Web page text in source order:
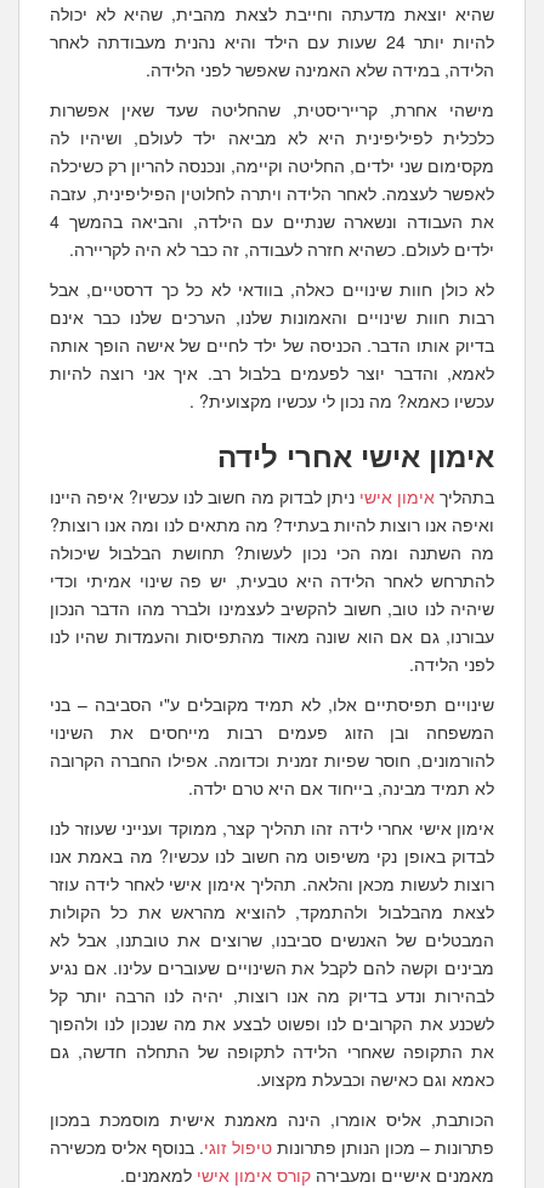
שהיא יוצאת מדעתה וחייבת לצאת מהבית, שהיא לא יכולה
להיות יותר 24 שעות עם הילד והיא נהנית מעבודתה לאחר
הלידה, במידה שלא האמינה שאפשר לפני הלידה.
מישהי אחרת, קרייריסטית, שהחליטה שעד שאין אפשרות
כלכלית לפיליפינית היא לא מביאה ילד לעולם, ושיהיו לה
מקסימום שני ילדים, החליטה וקיימה, ונכנסה להריון רק כשיכלה
לאפשר לעצמה. לאחר הלידה ויתרה לחלוטין הפיליפינית, עזבה
את העבודה ונשארה שנתיים עם הילדה, והביאה בהמשך 4
ילדים לעולם. כשהיא חזרה לעבודה, זה כבר לא היה לקריירה.
לא כולן חוות שינויים כאלה, בוודאי לא כל כך דרסטיים, אבל
רבות חוות שינויים והאמונות שלנו, הערכים שלנו כבר אינם
בדיוק אותו הדבר. הכניסה של ילד לחיים של אישה הופך אותה
לאמא, והדבר יוצר לפעמים בלבול רב. איך אני רוצה להיות
עכשיו כאמא? מה נכון לי עכשיו מקצועית? .
אימון אישי אחרי לידה
בתהליךאימון אישי ניתן לבדוק מה חשוב לנו עכשיו? איפה היינו
ואיפה אנו רוצות להיות בעתיד? מה מתאים לנו ומה אנו רוצות?
מה השתנה ומה הכי נכון לעשות? תחושת הבלבול שיכולה
להתרחש לאחר הלידה היא טבעית, יש פה שינוי אמיתי וכדי
שיהיה לנו טוב, חשוב להקשיב לעצמינו ולברר מהו הדבר הנכון
עבורנו, גם אם הוא שונה מאוד מהתפיסות והעמדות שהיו לנו
לפני הלידה.
שינויים תפיסתיים אלו, לא תמיד מקובלים ע"י הסביבה – בני
המשפחה ובן הזוג פעמים רבות מייחסים את השינוי
להורמונים, חוסר שפיות זמנית וכדומה. אפילו החברה הקרובה
לא תמיד מבינה, בייחוד אם היא טרם ילדה.
אימון אישי אחרי לידה זהו תהליך קצר, ממוקד וענייני שעוזר לנו
לבדוק באופן נקי משיפוט מה חשוב לנו עכשיו? מה באמת אנו
רוצות לעשות מכאן והלאה. תהליך אימון אישי לאחר לידה עוזר
לצאת מהבלבול ולהתמקד, להוציא מהראש את כל הקולות
המבטלים של האנשים סביבנו, שרוצים את טובתנו, אבל לא
מבינים וקשה להם לקבל את השינויים שעוברים עלינו. אם נגיע
לבהירות ונדע בדיוק מה אנו רוצות, יהיה לנו הרבה יותר קל
לשכנע את הקרובים לנו ופשוט לבצע את מה שנכון לנו ולהפוך
את התקופה שאחרי הלידה לתקופה של התחלה חדשה, גם
כאמא וגם כאישה וכבעלת מקצוע.
הכותבת, אליס אומרו, הינה מאמנת אישית מוסמכת במכון
פתרונות – מכון הנותן פתרונות טיפול זוגי. בנוסף אליס מכשירה
מאמנים אישיים ומעבירה קורס אימון אישי למאמנים.